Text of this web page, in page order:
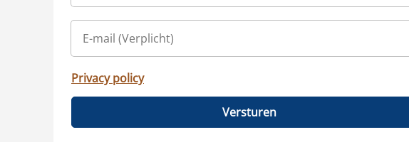
Privacy policy
Versturen